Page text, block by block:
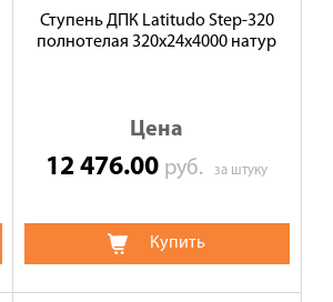
Ступень ДПК Latitudo Step-320
полнотелая 320х24х4000 натур
Цена
12 476.00 руб.за штуку
Купить